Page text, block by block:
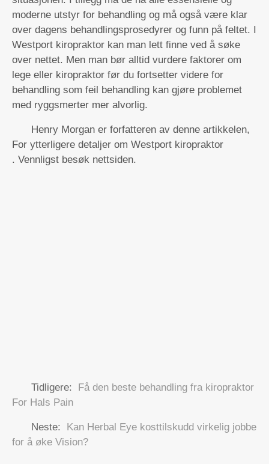
moderne utstyr for behandling og må også være klar
over dagens behandlingsprosedyrer og funn på feltet. I
Westport kiropraktor kan man lett finne ved å søke
over nettet. Men man bør alltid vurdere faktorer om
lege eller kiropraktor før du fortsetter videre for
behandling som feil behandling kan gjøre problemet
med ryggsmerter mer alvorlig.
Henry Morgan er forfatteren av denne artikkelen,
For ytterligere detaljer om Westport kiropraktor
. Vennligst besøk nettsiden.
Tidligere:
Få den beste behandling fra kiropraktor
For Hals Pain
Neste:
Kan Herbal Eye kosttilskudd virkelig jobbe
for å øke Vision?